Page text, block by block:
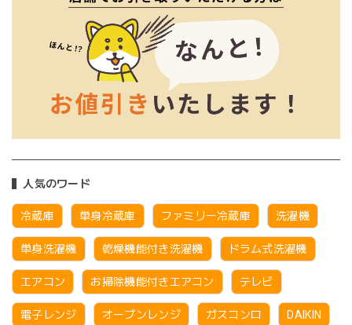
人気のワード
冷蔵庫 単身冷蔵庫 ファミリー冷蔵庫 洗濯機
単身洗濯機 乾燥機能付き洗濯機 ドラム式洗濯機
エアコン お掃除機能付きエアコン テレビ
電子レンジ オーブンレンジ ガスコンロ DAIKIN